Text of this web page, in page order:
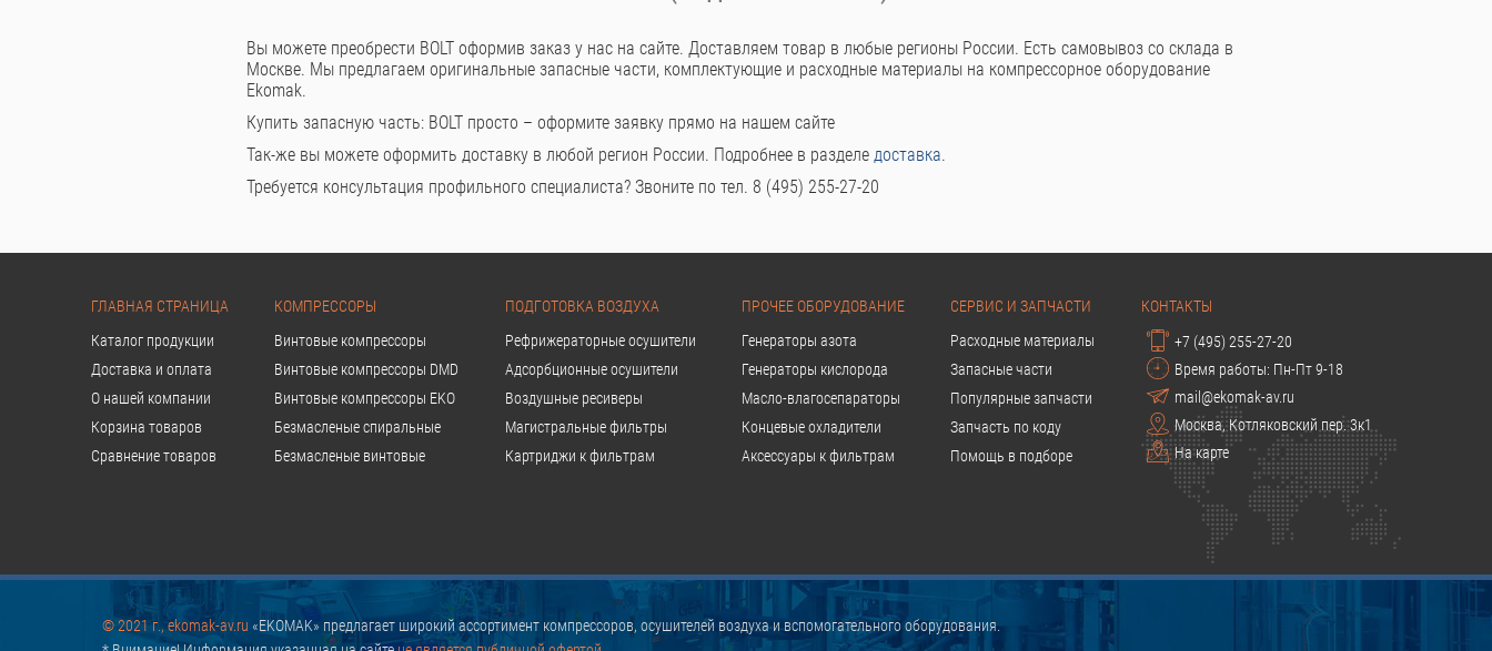
Вы можете преобрести BOLT оформив заказ у нас на сайте. Доставляем товар в любые регионы России. Есть самовывоз со склада в
Москве. Мы предлагаем оригинальные запасные части, комплектующие и расходные материалы на компрессорное оборудование
Ekomak.
Купить запасную часть: BOLT просто – оформите заявку прямо на нашем сайте
Так-же вы можете оформить доставку в любой регион России. Подробнее в разделе доставка.
Требуется консультация профильного специалиста? Звоните по тел. 8 (495) 255-27-20
ГЛАВНАЯ СТРАНИЦА
Каталог продукции
Доставка и оплата
О нашей компании
Корзина товаров
Сравнение товаров
КОМПРЕССОРЫ
Винтовые компрессоры
Винтовые компрессоры DMD
Винтовые компрессоры EKO
Безмасленые спиральные
Безмасленые винтовые
ПОДГОТОВКА ВОЗДУХА
Рефрижераторные осушители
Адсорбционные осушители
Воздушные ресиверы
Магистральные фильтры
Картриджи к фильтрам
ПРОЧЕЕ ОБОРУДОВАНИЕ
Генераторы азота
Генераторы кислорода
Масло-влагосепараторы
Концевые охладители
Аксессуары к фильтрам
СЕРВИС И ЗАПЧАСТИ
Расходные материалы
Запасные части
Популярные запчасти
Запчасть по коду
Помощь в подборе
КОНТАКТЫ
+7 (495) 255-27-20
Время работы: Пн-Пт 9-18
mail@ekomak-av.ru
Москва, Котляковский пер. 3к1
На карте
© 2021 г., ekomak-av.ru «EKOMAK» предлагает широкий ассортимент компрессоров, осушителей воздуха и вспомогательного оборудования.